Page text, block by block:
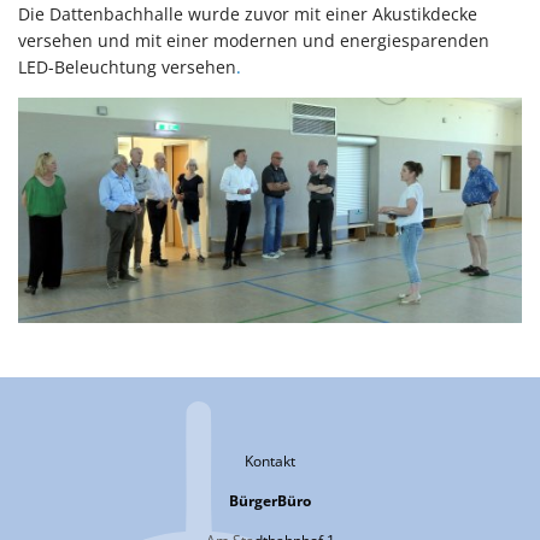
Die Dattenbachhalle wurde zuvor mit einer Akustikdecke
versehen und mit einer modernen und energiesparenden
LED-Beleuchtung versehen.
Kontakt
BürgerBüro